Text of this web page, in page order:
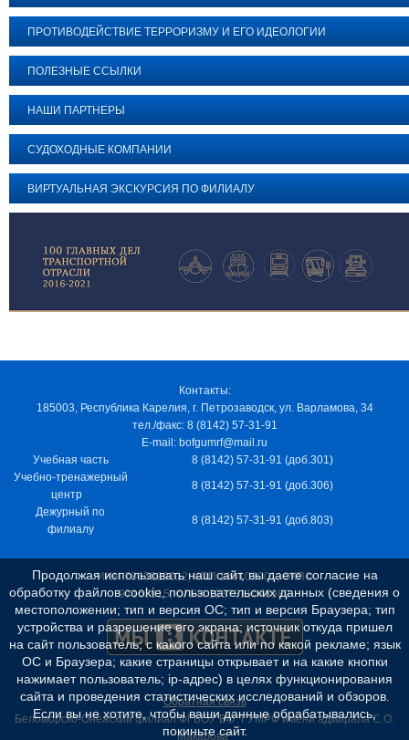
ПРОТИВОДЕЙСТВИЕ ТЕРРОРИЗМУ И ЕГО ИДЕОЛОГИИ
ПОЛЕЗНЫЕ ССЫЛКИ
НАШИ ПАРТНЕРЫ
СУДОХОДНЫЕ КОМПАНИИ
ВИРТУАЛЬНАЯ ЭКСКУРСИЯ ПО ФИЛИАЛУ
Контакты:
185003, Республика Карелия, г. Петрозаводск, ул. Варламова, 34
тел./факс: 8 (8142) 57-31-91
E-mail: bofgumrf@mail.ru
Учебная часть
8 (8142) 57-31-91 (доб.301)
Учебно-тренажерный
центр
8 (8142) 57-31-91 (доб.306)
Дежурный по
филиалу
8 (8142) 57-31-91 (доб.803)
ИНН 7805029012, КПП 100103001, ОКПО
97163915, ОГРН 1037811048989
Обратная связь
Беломорско-Онежский филиал ФГБОУ ВО "ГУМРФ имени адмирала С.О.
Макарова"
Продолжая использовать наш сайт, вы даете согласие на
обработку файлов cookie, пользовательских данных (сведения о
местоположении; тип и версия ОС; тип и версия Браузера; тип
устройства и разрешение его экрана; источник откуда пришел
на сайт пользователь; с какого сайта или по какой рекламе; язык
ОС и Браузера; какие страницы открывает и на какие кнопки
нажимает пользователь; ip-адрес) в целях функционирования
сайта и проведения статистических исследований и обзоров.
Если вы не хотите, чтобы ваши данные обрабатывались,
покиньте сайт.